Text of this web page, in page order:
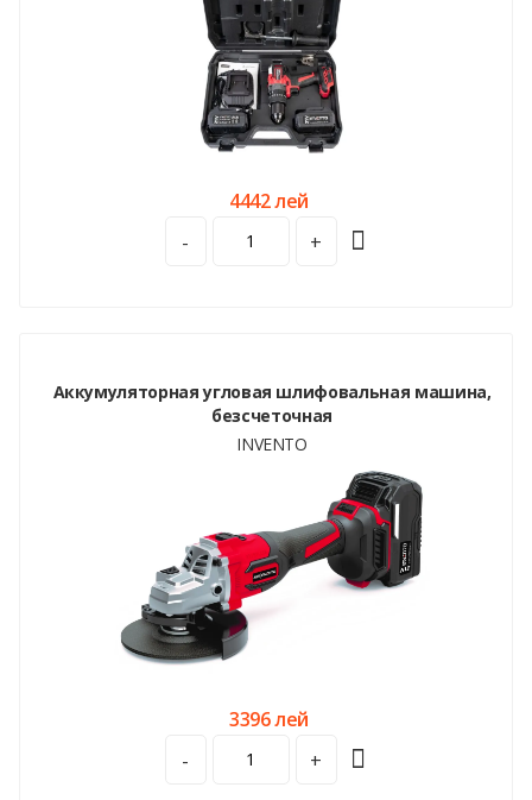
4442 лей
-
+
Аккумуляторная угловая шлифовальная машина,
безсчеточная
INVENTO
3396 лей
-
+